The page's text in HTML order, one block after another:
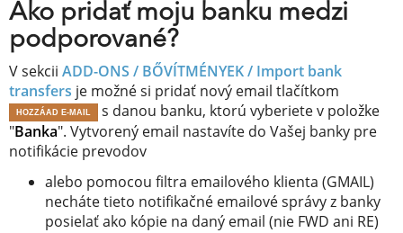
Ako pridať moju banku medzi
podporované?
V sekcii ADD-ONS / BŐVÍTMÉNYEK / Import bank
transfers je možné si pridať nový email tlačítkom
HOZZÁAD E-MAIL
s danou banku, ktorú vyberiete v položke
"Banka". Vytvorený email nastavíte do Vašej banky pre
notifikácie prevodov
alebo pomocou filtra emailového klienta (GMAIL)
necháte tieto notifikačné emailové správy z banky
posielať ako kópie na daný email (nie FWD ani RE)